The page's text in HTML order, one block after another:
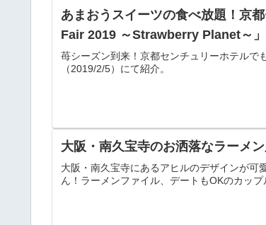
あまおうスイーツの食べ放題！京
Fair 2019 ～Strawberry Planet～」
苺シーズン到来！京都センチュリーホテルで
（2019/2/5）にて紹介。
大阪・南久宝寺のお洒落なラーメ
大阪・南久宝寺にあるアヒルのデザインが可
ん！ラーメンファイル、デートもOKのカッ